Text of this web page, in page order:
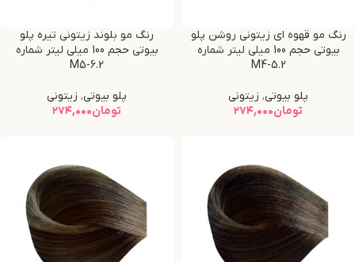
رنگ مو قهوه ای زیتونی روشن پلو
بیوتی حجم 100 میلی لیتر شماره
M4-5.2
پلو بیوتی, زیتونی
تومان۲۷۴,۰۰۰
رنگ مو بلوند زیتونی تیره پلو
بیوتی حجم 100 میلی لیتر شماره
M5-6.2
پلو بیوتی, زیتونی
تومان۲۷۴,۰۰۰